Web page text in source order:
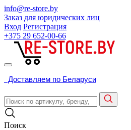
info@re-store.by
Заказ для юридических лиц
Вход Регистрация
+375 29 652-00-66
Доставляем по Беларуси
Поиск